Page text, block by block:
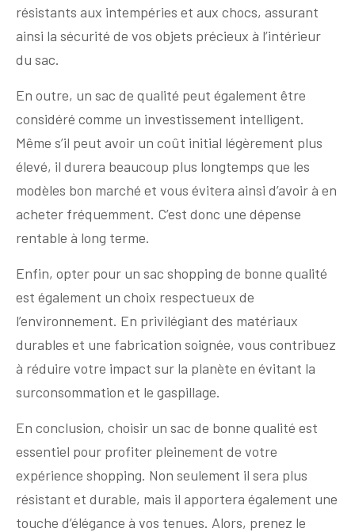
résistants aux intempéries et aux chocs, assurant
ainsi la sécurité de vos objets précieux à l’intérieur
du sac.
En outre, un sac de qualité peut également être
considéré comme un investissement intelligent.
Même s’il peut avoir un coût initial légèrement plus
élevé, il durera beaucoup plus longtemps que les
modèles bon marché et vous évitera ainsi d’avoir à en
acheter fréquemment. C’est donc une dépense
rentable à long terme.
Enfin, opter pour un sac shopping de bonne qualité
est également un choix respectueux de
l’environnement. En privilégiant des matériaux
durables et une fabrication soignée, vous contribuez
à réduire votre impact sur la planète en évitant la
surconsommation et le gaspillage.
En conclusion, choisir un sac de bonne qualité est
essentiel pour profiter pleinement de votre
expérience shopping. Non seulement il sera plus
résistant et durable, mais il apportera également une
touche d’élégance à vos tenues. Alors, prenez le